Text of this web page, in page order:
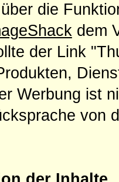
die
dem
der Link
Werbung ist
von